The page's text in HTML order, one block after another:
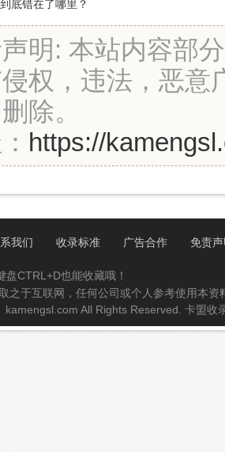
底错在了哪里？
明: 本站内容部
权，违法，恶意
除。
https://
我们 收录标准 广告合作 免责
盘CTRL+D也能收藏哦！
之于互联网，任何公司或个人参考使用本
All Rights Reserved. 卡盟收